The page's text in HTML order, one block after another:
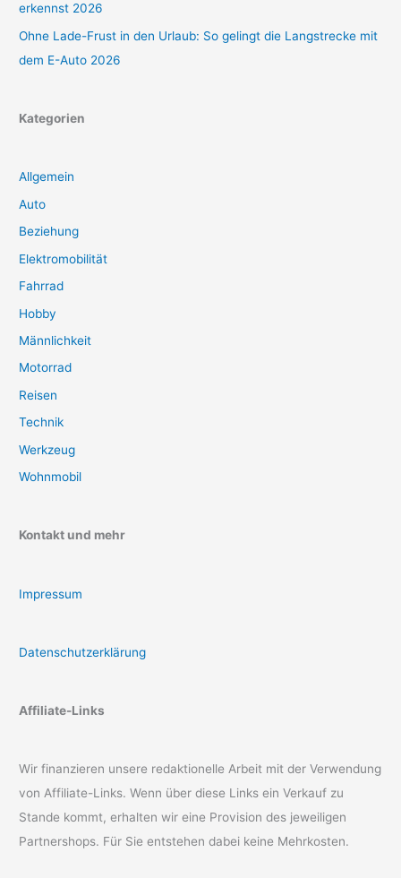
erkennst 2026
Ohne Lade-Frust in den Urlaub: So gelingt die Langstrecke mit
dem E-Auto 2026
Kategorien
Allgemein
Auto
Beziehung
Elektromobilität
Fahrrad
Hobby
Männlichkeit
Motorrad
Reisen
Technik
Werkzeug
Wohnmobil
Kontakt und mehr
Impressum
Datenschutzerklärung
Affiliate-Links
Wir finanzieren unsere redaktionelle Arbeit mit der Verwendung
von Affiliate-Links. Wenn über diese Links ein Verkauf zu
Stande kommt, erhalten wir eine Provision des jeweiligen
Partnershops. Für Sie entstehen dabei keine Mehrkosten.